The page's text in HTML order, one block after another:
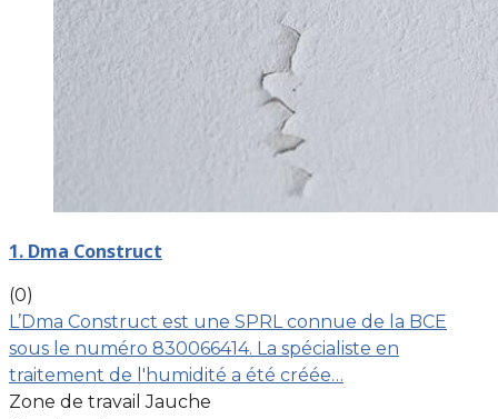
1. Dma Construct
(0)
L’Dma Construct est une SPRL connue de la BCE
sous le numéro 830066414. La spécialiste en
traitement de l'humidité a été créée…
Zone de travail Jauche